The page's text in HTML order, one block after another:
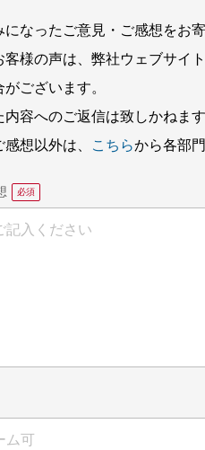
なったご意見・ご感想をお寄
客様の声は、弊社ウェブサイ
ございます。
容へのご返信は致しかねま
想以外は、
こちらから各部